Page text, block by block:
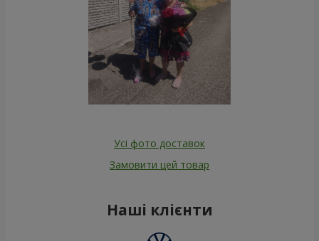
Усі фото доставок
Замовити цей товар
Наші клієнти